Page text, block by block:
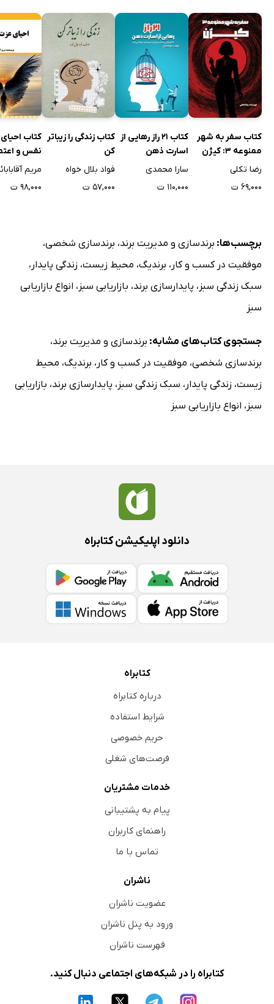
کتاب سفر به شهر
ممنوعه 3: کیژن
رضا تکلی
۶۹,۰۰۰ ت
کتاب 21 راز رهایی از
اسارت ذهن
سارا محمدی
۱۱۰,۰۰۰ ت
کتاب زندگی را زیباتر
کن
فواد بلال خواه
۵۷,۰۰۰ ت
کتاب
نفس و
نفس
مریم
۹۸,۰۰۰ ت
برچسب‌ها: برندسازی و مدیریت برند، برندسازی شخصی،
موفقیت در کسب و کار ، برندیگ، محیط زیست، زندگی پایدار ،
سبک زندگی سبز ، پایدارسازی برند، بازاریابی سبز ، انواع بازاریابی
سبز
جستجوی کتاب‌های مشابه: برندسازی و مدیریت برند،
برندسازی شخصی، موفقیت در کسب و کار ، برندیگ، محیط
زیست، زندگی پایدار ، سبک زندگی سبز ، پایدارسازی برند، بازاریابی
سبز ، انواع بازاریابی سبز
دانلود اپلیکیشن کتابراه
کتابراه
درباره کتابراه
شرایط استفاده
حریم خصوصی
فرصت‌های شغلی
خدمات مشتریان
پیام به پشتیبانی
راهنمای کاربران
تماس با ما
ناشران
عضویت ناشران
ورود به پنل ناشران
فهرست ناشران
کتابراه را در شبکه‌های اجتماعی دنبال کنید.